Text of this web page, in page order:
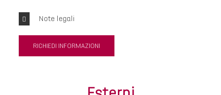
Note legali
RICHIEDI INFORMAZIONI